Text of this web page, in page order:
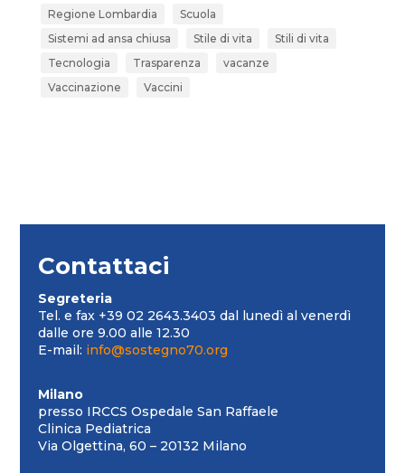
Regione Lombardia
Scuola
Sistemi ad ansa chiusa
Stile di vita
Stili di vita
Tecnologia
Trasparenza
vacanze
Vaccinazione
Vaccini
Contattaci
Segreteria
Tel. e fax +39 02 2643.3403 dal lunedì al venerdì
dalle ore 9.00 alle 12.30
E-mail: info@sostegno70.org
Milano
presso IRCCS Ospedale San Raffaele
Clinica Pediatrica
Via Olgettina, 60 – 20132 Milano